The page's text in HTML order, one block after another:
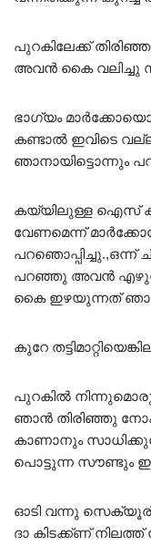
പുറകിലേക്ക്
അവൻ കൈ വലിച്ചു
ഭാഗ്യം
കണ്ടാൽ ഇവിടെ
ഞാനായിട്ടൊന്നും
കയ്യിലുള്ള ഐസ്
വേണമെന്ന്
പറഞൊപ്പിച്ചു.,ഒന്ന്
പറഞ്ഞു അവൻ
കൈ ഇഴയുന്നത്
കുറേ
പുറകിൽ നിന്നുമൊരു
ഞാൻ തിരിഞ്ഞു
കാണാനും
പൊട്ടുന്ന സൗണ്ടും
ഓടി വന്നു
ദാ കിടക്ക്ണ്